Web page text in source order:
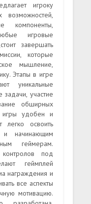
игроку
возможностей,
компоненты,
игровые
завершать
которые
мышление,
Этапы в игре
уникальные
задачи, участие
обширных
игры удобен и
легко освоить
и начинающим
геймерам.
контролов под
геймплей
награждения и
все аспекты
мотивацию.